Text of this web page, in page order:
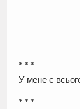
* * *
У мене є
* * *